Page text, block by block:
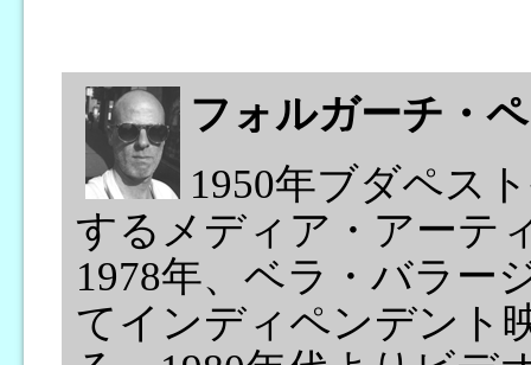
フォルガーチ・
1950年ブダペス
するメディア・アーテ
1978年、ベラ・バラー
てインディペンデント